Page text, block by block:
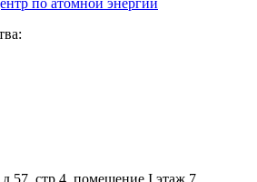
д.57, стр.4, помещение I этаж 7